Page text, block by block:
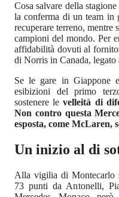
Cosa salvare della
la conferma di un team in
recuperare terreno, mentre
campioni del mondo. Per
affidabilità dovuti al
di Norris in Canada, legato
Se le gare in Giappone
esibizioni del primo
sostenere levelleità di
Non contro questa
esposta, come McLaren,
Un inizio al di
Alla vigilia di Montecarlo
73 punti da Antonelli,